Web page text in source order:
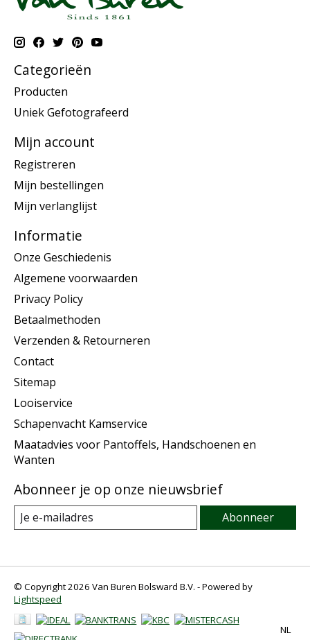
Categorieën
Producten
Uniek Gefotografeerd
Mijn account
Registreren
Mijn bestellingen
Mijn verlanglijst
Informatie
Onze Geschiedenis
Algemene voorwaarden
Privacy Policy
Betaalmethoden
Verzenden & Retourneren
Contact
Sitemap
Looiservice
Schapenvacht Kamservice
Maatadvies voor Pantoffels, Handschoenen en
Wanten
Abonneer je op onze nieuwsbrief
Abonneer
© Copyright 2026 Van Buren Bolsward B.V. - Powered by
Lightspeed
NL